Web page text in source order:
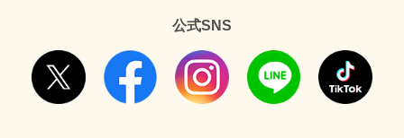
公式SNS